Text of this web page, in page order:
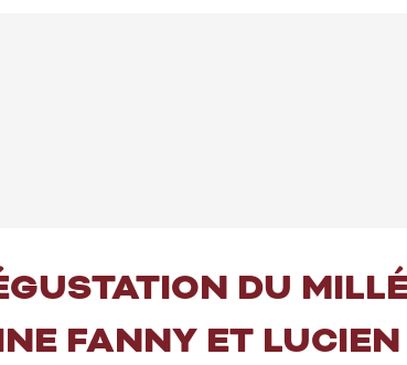
DU
FANNY ET